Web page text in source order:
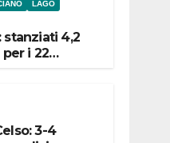
LAGO
stanziati 4,2
i 22
3-4